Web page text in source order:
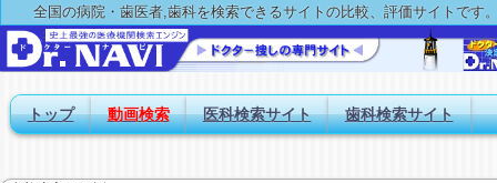
全国の病院・歯医者,歯科を検索できるサイトの比較、評価サイトです
トップ 動画検索 医科検索サイト 歯科検索サイト